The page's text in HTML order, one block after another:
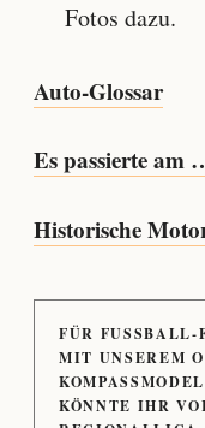
Fotos dazu.
Auto-Glossar
Es passierte am
Historische
FÜR FUSSBALL-
MIT UNSEREM
KÖNNTE IHR